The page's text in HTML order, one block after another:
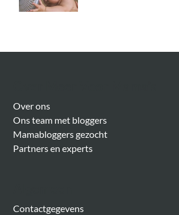
Over ons
Ons team met bloggers
Mamabloggers gezocht
Partners en experts
Contactgegevens